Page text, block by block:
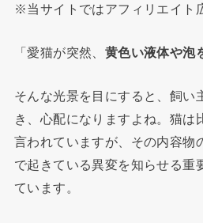
※当サイトではアフィリエイト
「愛猫が突然、 黄色い液体や泡
そんな光景を目にすると、飼い
き、心配になりますよね。猫は
言われていますが、その内容物
で起きている異変を知らせる重
ています。